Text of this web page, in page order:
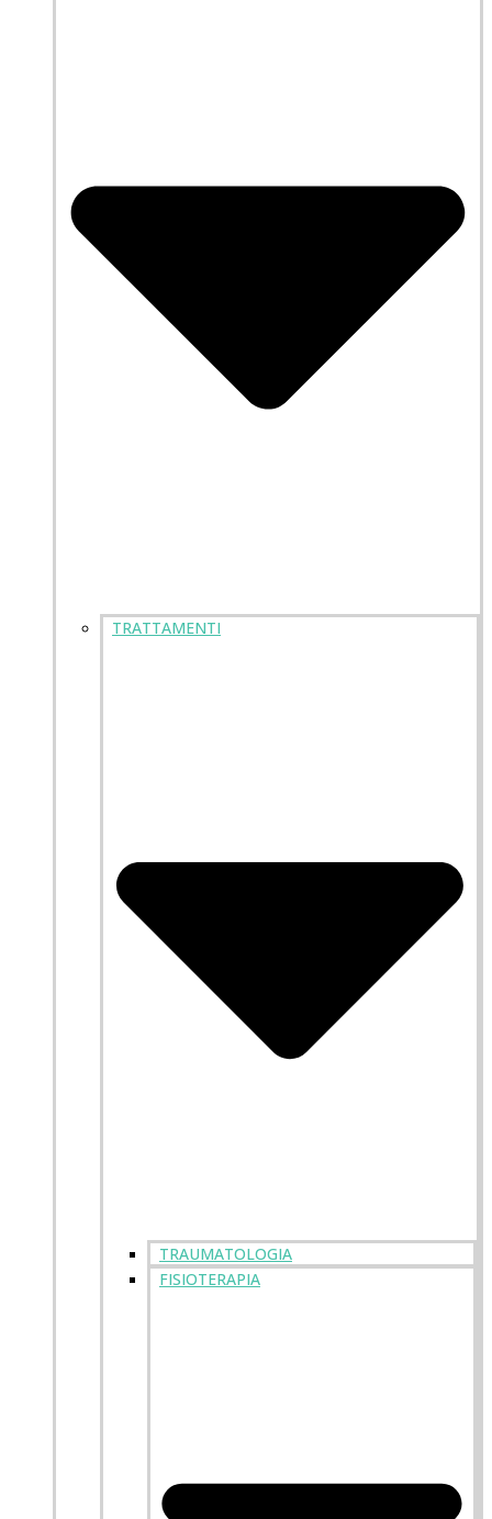
TRATTAMENTI
TRAUMATOLOGIA
FISIOTERAPIA